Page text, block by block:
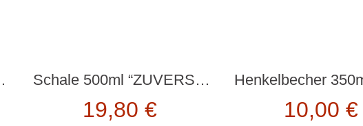
Design Schale 500ml “ZUVERSICHTLICH” von fiftyeight
19,80 € 10,00€